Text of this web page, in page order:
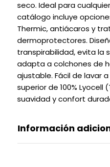
seco. Ideal para
catálogo incluye
Thermic, antiácaros y
dermoprotectores.
transpirabilidad, evita la
adapta a colchones de
ajustable. Fácil de lavar
superior de 100% Lyocell
suavidad y confort
Información